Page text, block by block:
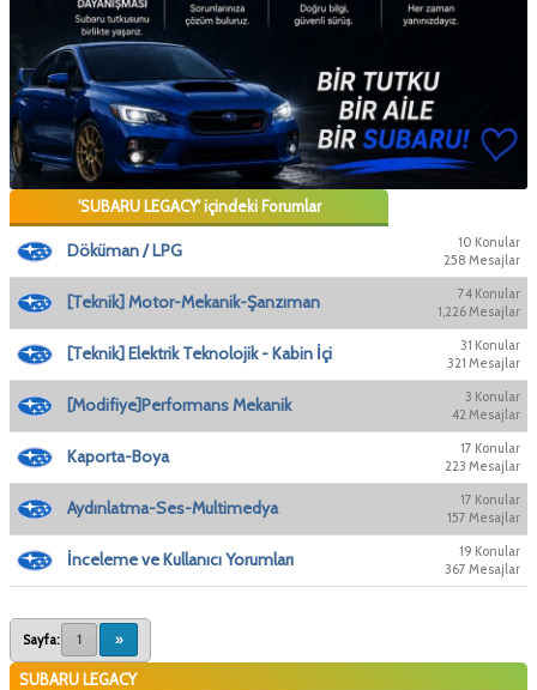
'SUBARU LEGACY' içindeki Forumlar
Döküman / LPG
10 Konular
258 Mesajlar
[Teknik] Motor-Mekanik-Şanzıman
74 Konular
1,226 Mesajlar
[Teknik] Elektrik Teknolojik - Kabin İçi
31 Konular
321 Mesajlar
[Modifiye]Performans Mekanik
3 Konular
42 Mesajlar
Kaporta-Boya
17 Konular
223 Mesajlar
Aydınlatma-Ses-Multimedya
17 Konular
157 Mesajlar
İnceleme ve Kullanıcı Yorumları
19 Konular
367 Mesajlar
Sayfa: 1 »
SUBARU LEGACY